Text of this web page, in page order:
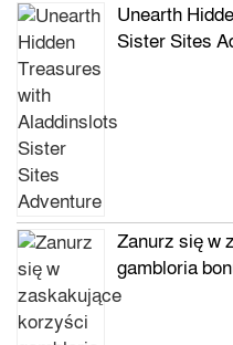
Unearth
Sister Sites
Zanurz się w
gambloria